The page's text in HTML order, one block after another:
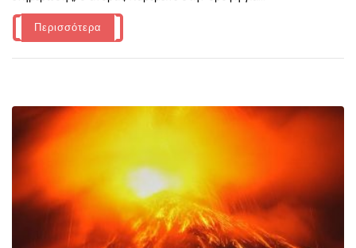
Περισσότερα